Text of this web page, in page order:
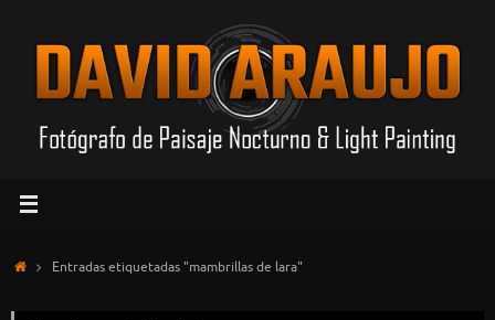
contenido
InicioEntradas etiquetadas "mambrillas de lara"